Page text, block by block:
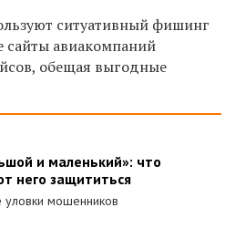
ситуативный фишинг
сайты авиакомпаний
обещая выгодные
и маленький»: что
него защититься
мошенников